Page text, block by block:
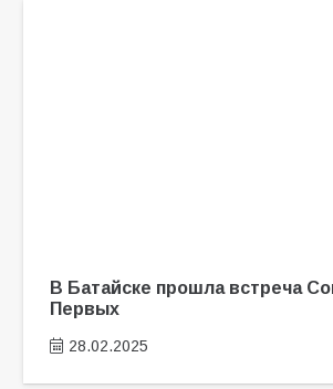
В Батайске прошла встреча
Первых
28.02.2025